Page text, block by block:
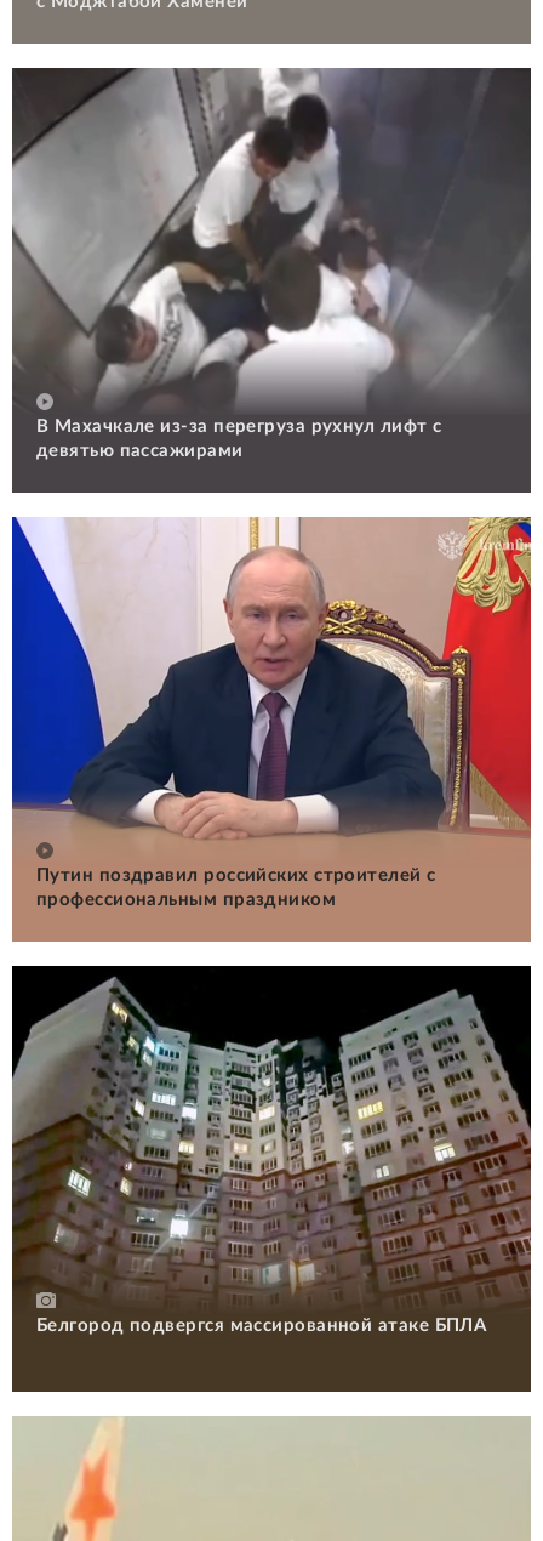
В Махачкале из-за перегруза рухнул лифт с
девятью пассажирами
Путин поздравил российских строителей с
профессиональным праздником
Белгород подвергся массированной атаке БПЛА